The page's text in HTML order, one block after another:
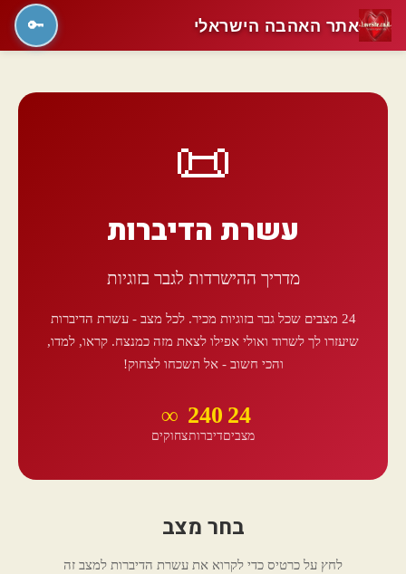
📜
עשרת הדיברות
מדריך ההישרדות לגבר בזוגיות
24 מצבים שכל גבר בזוגיות מכיר. לכל מצב - עשרת הדיברות
שיעזרו לך לשרוד ואולי אפילו לצאת מזה כמנצח. קראו, למדו,
והכי חשוב - אל תשכחו לצחוק!
24
מצבים
240
דיברות
∞
צחוקים
בחר מצב
לחץ על כרטיס כדי לקרוא את עשרת הדיברות למצב זה
אתר האהבה הישראלי 🔑